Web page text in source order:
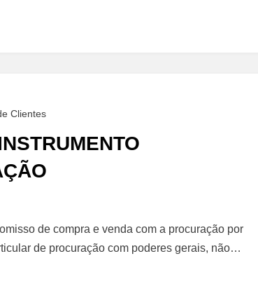
Clientes
de compra e venda com a procuração por
de procuração com poderes gerais, não…